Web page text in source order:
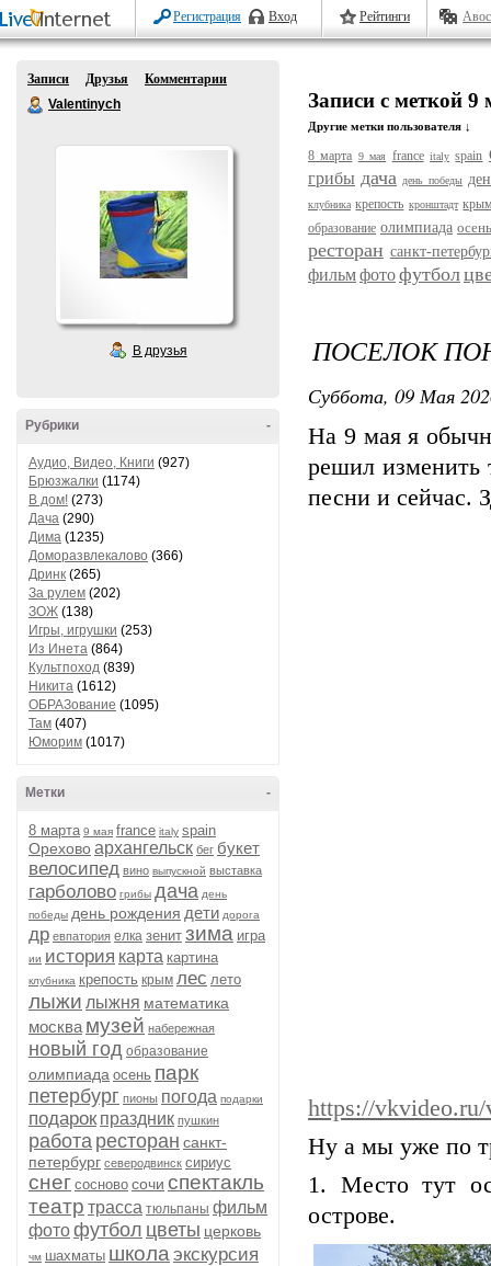
Регистрация Вход Рейтинги
Записи Друзья
Комментарии
Valentinych
В друзья
-
Рубрики
Аудио, Видео, Книги (927)
Брюзжалки (1174)
В дом! (273)
Дача (290)
Дима (1235)
Доморазвлекалово (366)
Дринк (265)
За рулем (202)
ЗОЖ (138)
Игры, игрушки (253)
Из Инета (864)
Культпоход (839)
Никита (1612)
ОБРАЗование (1095)
Там (407)
Юморим (1017)
-
Метки
8 марта 9 мая france italy spain
Ореховоархангельск бег букет
велосипед вино выпускной выставка
гарболово грибы дача день
победы день рождения дети дорога
др евпатория елка зенит зима игра
ии история карта картина
клубника крепость крым лес лето
лыжи лыжня математика
москва музей набережная
новый год образование
олимпиада осень парк
петербург пионы погода подарки
подарок праздник пушкин
работа ресторан санкт-
петербург северодвинск сириус
снег сосново сочи спектакль
театр трасса тюльпаны фильм
фотофутбол цветы церковь
чм шахматы школа экскурсия
Записи с меткой 9
Другие метки пользователя ↓
8 марта 9 мая france italy spain
грибы дача день победы
клубника крепость кронштадт
образование олимпиада осень
ресторан санкт-
фильмфотофутбол
ПОСЕЛОК
Суббота, 09 Мая
На 9 мая я
решил изменить
песни и сейчас.
https://vkvideo.ru/
Ну а мы уже по
1. Место тут
острове.